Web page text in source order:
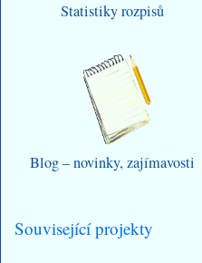
Statistiky rozpisů
Blog – novinky, zajímavosti
Související projekty